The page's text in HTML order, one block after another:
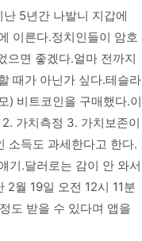
5년간 나발니 지갑에
이른다.정치인들이 암호
으면 좋겠다.얼마 전까지
때가 아닌가 싶다.테슬라
) 비트코인을 구매했다.이
가치측정 3. 가치보존이
소득도 과세한다고 한다.
기.달러로는 감이 안 와서
월 19일 오전 12시 11분
도 받을 수 있다며 앱을